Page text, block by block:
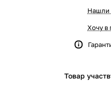
Нашли
Хочу в
Товар